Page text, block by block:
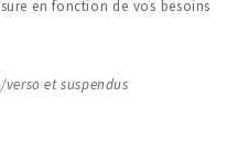
en fonction de vos besoins
et suspendus